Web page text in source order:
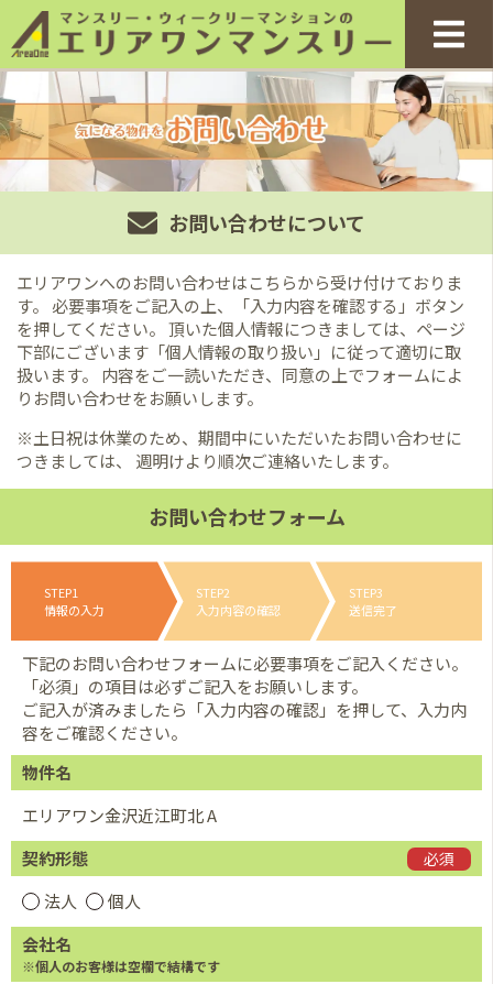
お問い合わせについて
エリアワンへのお問い合わせはこちらから受け付けておりま
す。
必要事項をご記入の上、「入力内容を確認する」ボタン
を押してください。 頂いた個人情報につきましては、ページ
下部にございます「個人情報の取り扱い」に従って適切に取
扱います。
内容をご一読いただき、同意の上でフォームによ
りお問い合わせをお願いします。
※土日祝は休業のため、期間中にいただいたお問い合わせに
つきましては、
週明けより順次ご連絡いたします。
お問い合わせフォーム
STEP1
情報の入力
STEP2
入力内容の確認
STEP3
送信完了
下記のお問い合わせフォームに必要事項をご記入ください。
「必須」の項目は必ずご記入をお願いします。
ご記入が済みましたら「入力内容の確認」を押して、入力内
容をご確認ください。
物件名
エリアワン金沢近江町北 A
契約形態
必須
法人
個人
会社名
※個人のお客様は空欄で結構です